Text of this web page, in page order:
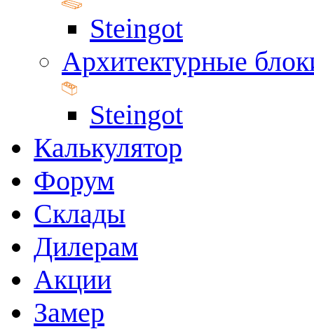
Steingot
Архитектурные
Steingot
Калькулятор
Форум
Склады
Дилерам
Акции
Замер